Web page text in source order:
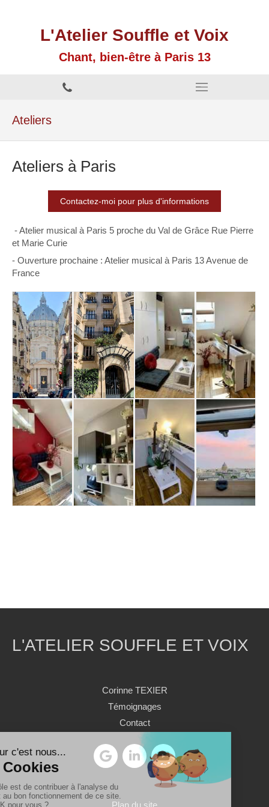
L'Atelier Souffle et Voix
Chant, bien-être à Paris 13
Ateliers
Ateliers à Paris
Contactez-moi pour plus d'informations
- Atelier musical à Paris 5 proche du Val de Grâce Rue Pierre
et Marie Curie
- Ouverture prochaine : Atelier musical à Paris 13 Avenue de
France
L'ATELIER SOUFFLE ET VOIX
Corinne TEXIER
Témoignages
Contact
Plan du site